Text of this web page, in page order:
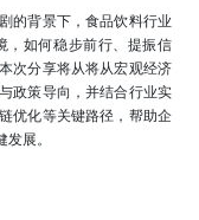
的背景下，食品饮料行业
，如何稳步前行、提振信
次分享将从将从宏观经济
政策导向，并结合行业实
优化等关键路径，帮助企
展。